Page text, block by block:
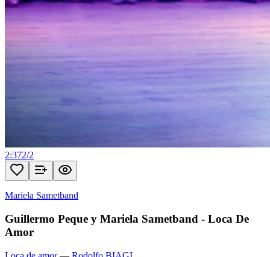
2:372/2
Mariela Sametband
Guillermo Peque y Mariela Sametband - Loca De
Amor